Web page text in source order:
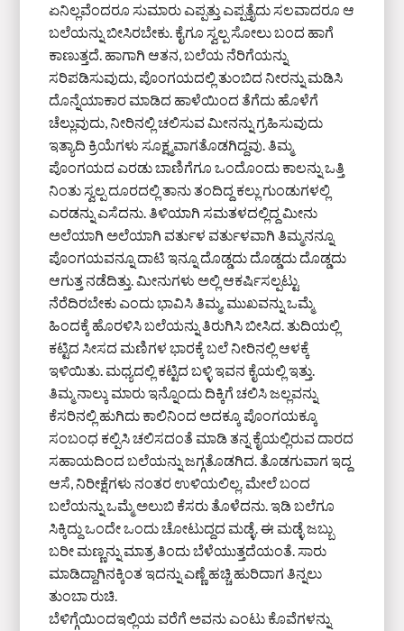
ಏನಿಲ್ಲವೆಂದರೂ ಸುಮಾರು ಎಪ್ಪತ್ತು ಎಪ್ಪತ್ತೈದು ಸಲವಾದರೂ ಆ
ಬಲೆಯನ್ನು ಬೀಸಿರಬೇಕು. ಕೈಗೂ ಸ್ವಲ್ಪ ಸೋಲು ಬಂದ ಹಾಗೆ
ಕಾಣುತ್ತದೆ. ಹಾಗಾಗಿ ಆತನ, ಬಲೆಯ ನೆರಿಗೆಯನ್ನು
ಸರಿಪಡಿಸುವುದು, ಪೊಂಗಯದಲ್ಲಿ ತುಂಬಿದ ನೀರನ್ನು ಮಡಿಸಿ
ದೊನ್ನೆಯಾಕಾರ ಮಾಡಿದ ಹಾಳೆಯಿಂದ ತೆಗೆದು ಹೊಳೆಗೆ
ಚೆಲ್ಲುವುದು, ನೀರಿನಲ್ಲಿ ಚಲಿಸುವ ಮೀನನ್ನು ಗ್ರಹಿಸುವುದು
ಇತ್ಯಾದಿ ಕ್ರಿಯೆಗಳು ಸೂಕ್ಷ್ಮವಾಗತೊಡಗಿದ್ದವು. ತಿಮ್ಮ
ಪೊಂಗಯದ ಎರಡು ಬಾಣಿಗೆಗೂ ಒಂದೊಂದು ಕಾಲನ್ನು ಒತ್ತಿ
ನಿಂತು ಸ್ವಲ್ಪ ದೂರದಲ್ಲಿ ತಾನು ತಂದಿದ್ದ ಕಲ್ಲು ಗುಂಡುಗಳಲ್ಲಿ
ಎರಡನ್ನು ಎಸೆದನು. ತಿಳಿಯಾಗಿ ಸಮತಳದಲ್ಲಿದ್ದ ಮೀನು
ಅಲೆಯಾಗಿ ಅಲೆಯಾಗಿ ವರ್ತುಳ ವರ್ತುಳವಾಗಿ ತಿಮ್ಮನನ್ನೂ
ಪೊಂಗಯವನ್ನೂ ದಾಟಿ ಇನ್ನೂ ದೊಡ್ಡದು ದೊಡ್ಡದು ದೊಡ್ಡದು
ಆಗುತ್ತ ನಡೆದಿತ್ತು. ಮೀನುಗಳು ಅಲ್ಲಿ ಆಕರ್ಷಿಸಲ್ಪಟ್ಟು
ನೆರೆದಿರಬೇಕು ಎಂದು ಭಾವಿಸಿ ತಿಮ್ಮ, ಮುಖವನ್ನು ಒಮ್ಮೆ
ಹಿಂದಕ್ಕೆ ಹೊರಳಿಸಿ ಬಲೆಯನ್ನು ತಿರುಗಿಸಿ ಬೀಸಿದ. ತುದಿಯಲ್ಲಿ
ಕಟ್ಟಿದ ಸೀಸದ ಮಣಿಗಳ ಭಾರಕ್ಕೆ ಬಲೆ ನೀರಿನಲ್ಲಿ ಆಳಕ್ಕೆ
ಇಳಿಯಿತು. ಮಧ್ಯದಲ್ಲಿ ಕಟ್ಟಿದ ಬಳ್ಳಿ ಇವನ ಕೈಯಲ್ಲಿ ಇತ್ತು.
ತಿಮ್ಮ ನಾಲ್ಕು ಮಾರು ಇನ್ನೊಂದು ದಿಕ್ಕಿಗೆ ಚಲಿಸಿ ಜಲ್ಲವನ್ನು
ಕೆಸರಿನಲ್ಲಿ ಹುಗಿದು ಕಾಲಿನಿಂದ ಅದಕ್ಕೂ ಪೊಂಗಯಕ್ಕೂ
ಸಂಬಂಧ ಕಲ್ಪಿಸಿ ಚಲಿಸದಂತೆ ಮಾಡಿ ತನ್ನ ಕೈಯಲ್ಲಿರುವ ದಾರದ
ಸಹಾಯದಿಂದ ಬಲೆಯನ್ನು ಜಗ್ಗತೊಡಗಿದ. ತೊಡಗುವಾಗ ಇದ್ದ
ಆಸೆ, ನಿರೀಕ್ಷೆಗಳು ನಂತರ ಉಳಿಯಲಿಲ್ಲ. ಮೇಲೆ ಬಂದ
ಬಲೆಯನ್ನು ಒಮ್ಮೆ ಅಲುಬಿ ಕೆಸರು ತೊಳೆದನು. ಇಡಿ ಬಲೆಗೂ
ಸಿಕ್ಕಿದ್ದು ಒಂದೇ ಒಂದು ಚೋಟುದ್ದದ ಮಡ್ಳೆ. ಈ ಮಡ್ಳೆ ಜಬ್ಬು
ಬರೀ ಮಣ್ಣನ್ನು ಮಾತ್ರ ತಿಂದು ಬೆಳೆಯುತ್ತದೆಯಂತೆ. ಸಾರು
ಮಾಡಿದ್ದಾಗಿನಕ್ಕಿಂತ ಇದನ್ನು ಎಣ್ಣೆ ಹಚ್ಚಿ ಹುರಿದಾಗ ತಿನ್ನಲು
ತುಂಬಾ ರುಚಿ.
ಬೆಳಿಗ್ಗೆಯಿಂದಇಲ್ಲಿಯ ವರೆಗೆ ಅವನು ಎಂಟು ಕೊವೆಗಳನ್ನು